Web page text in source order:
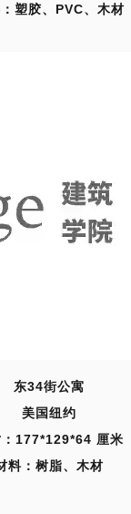
塑胶、PVC、木材
东34街公寓
美国纽约
：177*129*64 厘米
料：树脂、木材